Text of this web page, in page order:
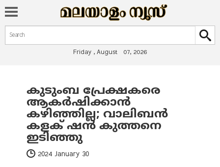
Search form
Search
Friday , August 07, 2026
You are here
കുടുംബ പ്രേക്ഷകരെ
ആകര്‍ഷിക്കാന്‍
കഴിഞ്ഞില്ല; വാലിബന്‍
കളക് ഷന്‍ കുത്തനെ
ഇടിഞ്ഞു
2024 January 30